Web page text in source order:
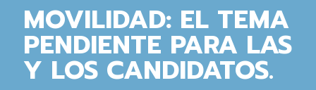
MOVILIDAD: EL TEMA
PENDIENTE PARA LAS
Y LOS CANDIDATOS.